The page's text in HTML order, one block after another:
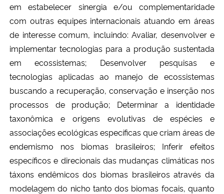
Ministério do Meio Ambiente
Ministério do Turismo
Controladoria-Geral da União
Ministério da Mulher, da Família e dos Direitos Humanos
Secretaria-Geral
Secretaria de Governo
em estabelecer sinergia e/ou complementaridade
com outras equipes internacionais atuando em áreas
de interesse comum, incluindo: Avaliar, desenvolver e
implementar tecnologias para a produção sustentada
em ecossistemas; Desenvolver pesquisas e
tecnologias aplicadas ao manejo de ecossistemas
buscando a recuperação, conservação e inserção nos
processos de produção; Determinar a identidade
taxonômica e origens evolutivas de espécies e
associações ecológicas específicas que criam áreas de
endemismo nos biomas brasileiros; Inferir efeitos
específicos e direcionais das mudanças climáticas nos
táxons endêmicos dos biomas brasileiros através da
modelagem do nicho tanto dos biomas focais, quanto